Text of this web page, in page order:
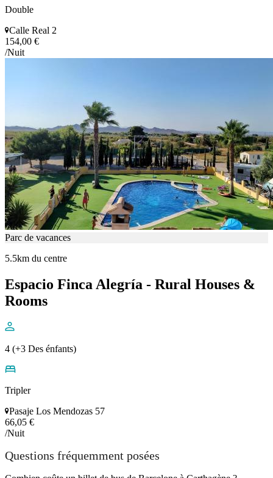
Double
Calle Real 2
154,00 €
/Nuit
Parc de vacances
5.5km du centre
Espacio Finca Alegría - Rural Houses &
Rooms
4 (+3 Des énfants)
Tripler
Pasaje Los Mendozas 57
66,05 €
/Nuit
Questions fréquemment posées